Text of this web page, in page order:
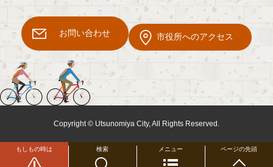
検索
もしもの時は メニュー ページの先頭
お問い合わせ 市役所へのアクセス
Copyright © Utsunomiya City, All Rights Reserved.